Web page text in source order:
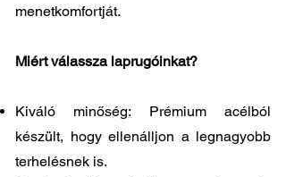
menetkomfortját.
Miért válassza laprugóinkat?
Kiváló minőség: Prémium acélból
készült, hogy ellenálljon a legnagyobb
terhelésnek is.